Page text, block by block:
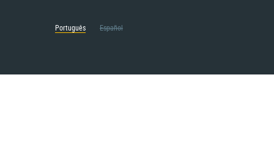
Português Español